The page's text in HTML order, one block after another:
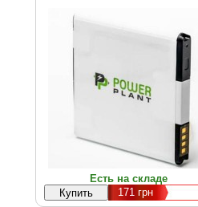
Есть на складе
171грн